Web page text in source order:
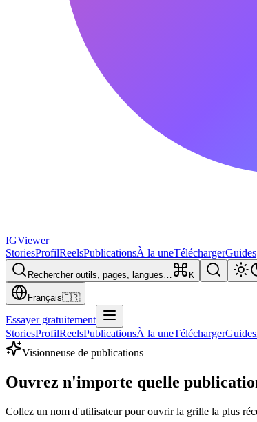
IGViewer
StoriesProfilReelsPublicationsÀ la uneTéléchargerGuides
Rechercher outils, pages, langues… K
Français🇫🇷
Essayer gratuitement
StoriesProfilReelsPublicationsÀ la uneTéléchargerGuides
Visionneuse de publications
Ouvrez n'importe quelle
Collez un nom d'utilisateur pour ouvrir la grille la plus